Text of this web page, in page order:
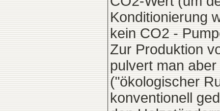
Konditionierung
kein CO2 -
Zur Produktion
pulvert man
("ökologischer
konventionell